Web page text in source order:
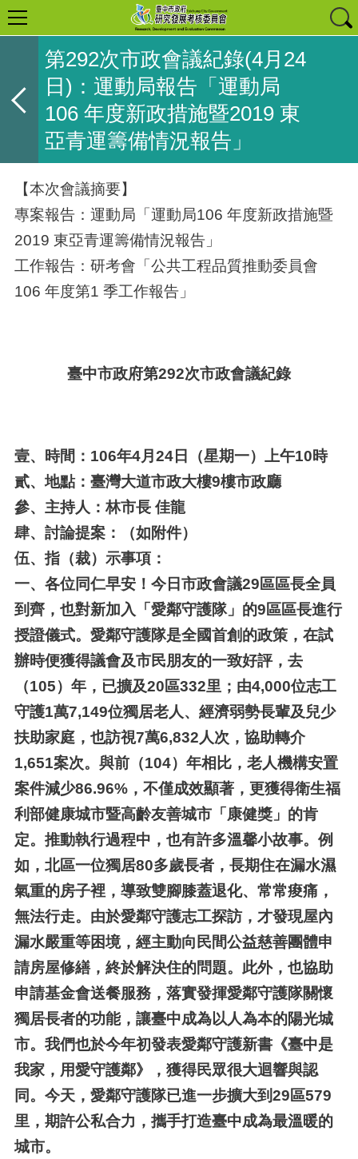
第292次市政會議紀錄(4月24
日)：運動局報告「運動局
106 年度新政措施暨2019 東
亞青運籌備情況報告」
【本次會議摘要】
專案報告：運動局「運動局106 年度新政措施暨
2019 東亞青運籌備情況報告」
工作報告：研考會「公共工程品質推動委員會
106 年度第1 季工作報告」
臺中市政府第292次市政會議紀錄
壹、 時間：106年4月24日（星期一）上午10時
貳、地點：臺灣大道市政大樓9樓市政廳
參、 主持人：林市長 佳龍
肆、 討論提案：（如附件）
伍、指（裁）示事項：
一、 各位同仁早安！今日市政會議29區區長全員
到齊，也對新加入「愛鄰守護隊」的9區區長進行
授證儀式。愛鄰守護隊是全國首創的政策，在試
辦時便獲得議會及市民朋友的一致好評，去
（105）年，已擴及20區332里；由4,000位志工
守護1萬7,149位獨居老人、經濟弱勢長輩及兒少
扶助家庭，也訪視7萬6,832人次，協助轉介
1,651案次。與前（104）年相比，老人機構安置
案件減少86.96%，不僅成效顯著，更獲得衛生福
利部健康城市暨高齡友善城市「康健獎」的肯
定。推動執行過程中，也有許多溫馨小故事。例
如，北區一位獨居80多歲長者，長期住在漏水濕
氣重的房子裡，導致雙腳膝蓋退化、常常痠痛，
無法行走。由於愛鄰守護志工探訪，才發現屋內
漏水嚴重等困境，經主動向民間公益慈善團體申
請房屋修繕，終於解決住的問題。此外，也協助
申請基金會送餐服務，落實發揮愛鄰守護隊關懷
獨居長者的功能，讓臺中成為以人為本的陽光城
市。我們也於今年初發表愛鄰守護新書《臺中是
我家，用愛守護鄰》，獲得民眾很大迴響與認
同。今天，愛鄰守護隊已進一步擴大到29區579
里，期許公私合力，攜手打造臺中成為最溫暖的
城市。